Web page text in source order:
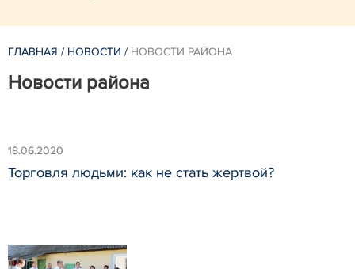
ГЛАВНАЯ / НОВОСТИ / НОВОСТИ РАЙОНА
Новости района
18.06.2020
Торговля людьми: как не стать жертвой?